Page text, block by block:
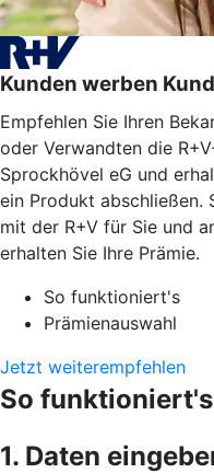
Kunden werben
Empfehlen Sie Ihren
oder Verwandten die
Sprockhövel eG und
ein Produkt abschließen.
mit der R+V für Sie und
erhalten Sie Ihre Prämie.
So funktioniert's
Prämienauswahl
Jetzt weiterempfehlen
So funktioniert's
1. Daten